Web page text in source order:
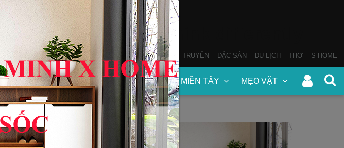
X HOME SÁCH TRUYỆN THƠ SÁCH NÓI TRUYỆN ĐẶC SẢN DU LỊCH THƠ S HOME
ĐẶC SẢN TÂY NGUYÊN ĐẶC SẢN MIỀN TÂY MẸO VẶT
tích